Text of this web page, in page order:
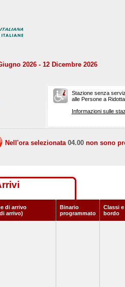
2026 - 12 Dicembre 2026
Stazione senza
alle Persone a
Informazioni sulle
Nell'ora selezionata 04.00 non sono
di arrivo
arrivo)
Binario
programmato
Classi
bordo